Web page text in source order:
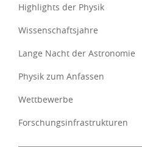
Highlights der Physik
Wissenschaftsjahre
Lange Nacht der Astronomie
Physik zum Anfassen
Wettbewerbe
Forschungsinfrastrukturen